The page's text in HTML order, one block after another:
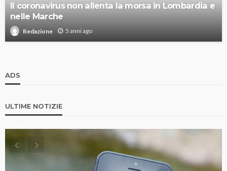
Il coronavirus non allenta la morsa in Lombardia e
nelle Marche
Redazione 5 anni ago
ADS
ULTIME NOTIZIE